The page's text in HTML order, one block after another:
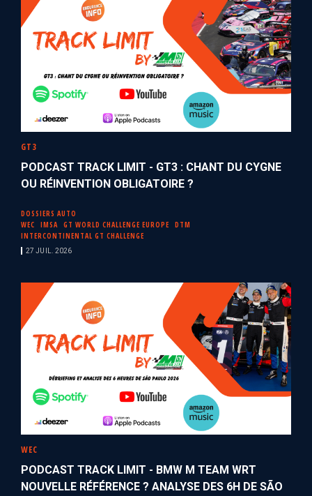
GT3
PODCAST TRACK LIMIT - GT3 : CHANT DU CYGNE
OU RÉINVENTION OBLIGATOIRE ?
DOSSIERS AUTO
WEC
IMSA GT WORLD CHALLENGE EUROPE
DTM
INTERCONTINENTAL GT CHALLENGE
27 JUIL. 2026
WEC
PODCAST TRACK LIMIT - BMW M TEAM WRT
NOUVELLE RÉFÉRENCE ? ANALYSE DES 6H DE SÃO